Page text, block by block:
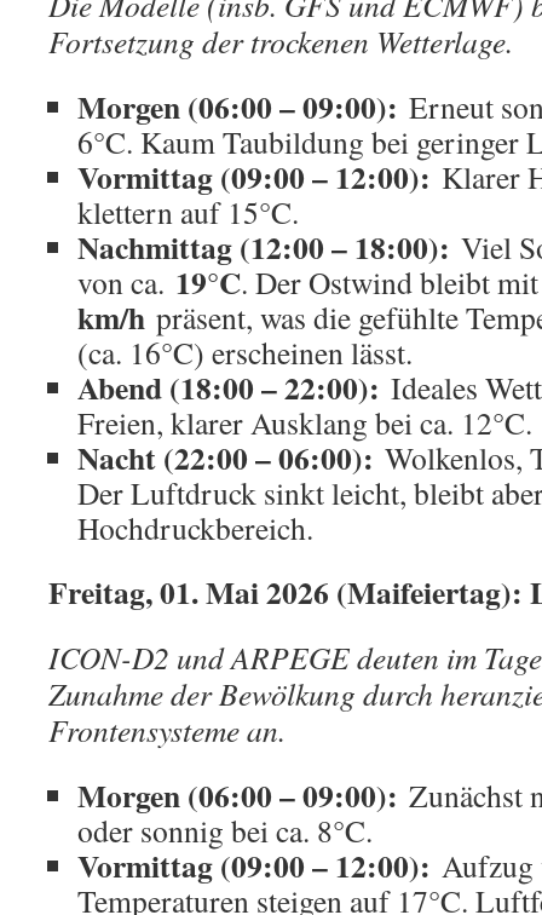
Fortsetzung der trockenen Wetterlage.
Morgen (06:00 – 09:00): Erneut
6°C. Kaum Taubildung bei geringer
Vormittag (09:00 – 12:00): Klarer
klettern auf 15°C.
Nachmittag (12:00 – 18:00): Viel
von ca. 19°C. Der Ostwind bleibt
km/h präsent, was die gefühlte
(ca. 16°C) erscheinen lässt.
Abend (18:00 – 22:00): Ideales
Freien, klarer Ausklang bei ca. 12°C.
Nacht (22:00 – 06:00): Wolkenlos,
Der Luftdruck sinkt leicht, bleibt
Hochdruckbereich.
Freitag, 01. Mai 2026 (Maifeiertag):
ICON-D2 und ARPEGE deuten im
Zunahme der Bewölkung durch
Frontensysteme an.
Morgen (06:00 – 09:00): Zunächst
oder sonnig bei ca. 8°C.
Vormittag (09:00 – 12:00): Aufzug
Temperaturen steigen auf 17°C.